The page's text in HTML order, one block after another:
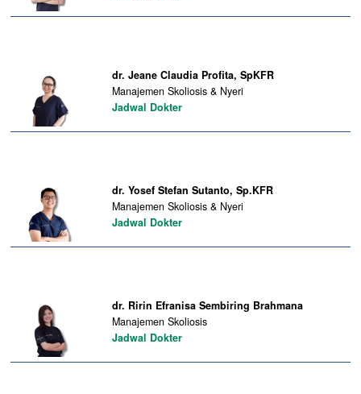
dr. Jeane Claudia Profita, SpKFR
Manajemen Skoliosis & Nyeri
Jadwal Dokter
dr. Yosef Stefan Sutanto, Sp.KFR
Manajemen Skoliosis & Nyeri
Jadwal Dokter
dr. Ririn Efranisa Sembiring Brahmana
Manajemen Skoliosis
Jadwal Dokter